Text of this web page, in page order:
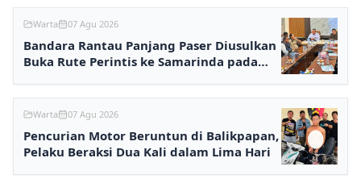
Warta 07 Agu 2026
Bandara Rantau Panjang Paser Diusulkan
Buka Rute Perintis ke Samarinda pada
Warta 07 Agu 2026
Pencurian Motor Beruntun di Balikpapan,
Pelaku Beraksi Dua Kali dalam Lima Hari